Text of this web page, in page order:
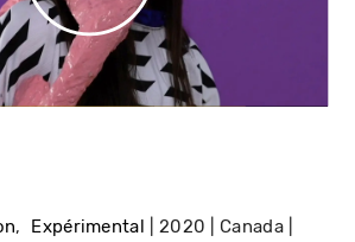
Expérimental 2020
Canada